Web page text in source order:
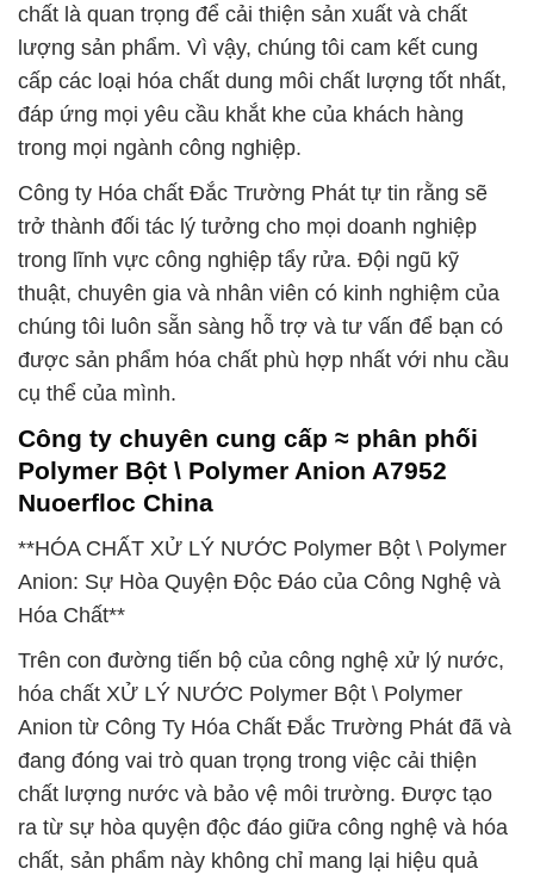
chất là quan trọng để cải thiện sản xuất và chất
lượng sản phẩm. Vì vậy, chúng tôi cam kết cung
cấp các loại hóa chất dung môi chất lượng tốt nhất,
đáp ứng mọi yêu cầu khắt khe của khách hàng
trong mọi ngành công nghiệp.
Công ty Hóa chất Đắc Trường Phát tự tin rằng sẽ
trở thành đối tác lý tưởng cho mọi doanh nghiệp
trong lĩnh vực công nghiệp tẩy rửa. Đội ngũ kỹ
thuật, chuyên gia và nhân viên có kinh nghiệm của
chúng tôi luôn sẵn sàng hỗ trợ và tư vấn để bạn có
được sản phẩm hóa chất phù hợp nhất với nhu cầu
cụ thể của mình.
Công ty chuyên cung cấp ≈ phân phối
Polymer Bột \ Polymer Anion A7952
Nuoerfloc China
**HÓA CHẤT XỬ LÝ NƯỚC Polymer Bột \ Polymer
Anion: Sự Hòa Quyện Độc Đáo của Công Nghệ và
Hóa Chất**
Trên con đường tiến bộ của công nghệ xử lý nước,
hóa chất XỬ LÝ NƯỚC Polymer Bột \ Polymer
Anion từ Công Ty Hóa Chất Đắc Trường Phát đã và
đang đóng vai trò quan trọng trong việc cải thiện
chất lượng nước và bảo vệ môi trường. Được tạo
ra từ sự hòa quyện độc đáo giữa công nghệ và hóa
chất, sản phẩm này không chỉ mang lại hiệu quả